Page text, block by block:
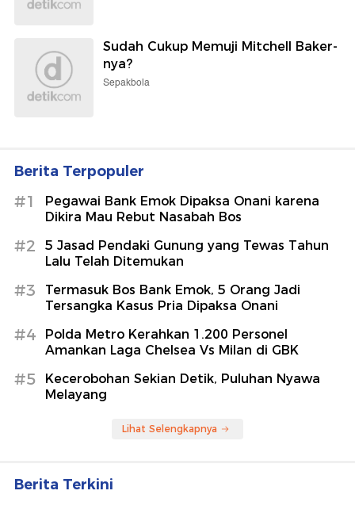
Sudah Cukup Memuji Mitchell Baker-
nya?
Sepakbola
Berita Terpopuler
#1
Pegawai Bank Emok Dipaksa Onani karena
Dikira Mau Rebut Nasabah Bos
#2
5 Jasad Pendaki Gunung yang Tewas Tahun
Lalu Telah Ditemukan
#3
Termasuk Bos Bank Emok, 5 Orang Jadi
Tersangka Kasus Pria Dipaksa Onani
#4
Polda Metro Kerahkan 1.200 Personel
Amankan Laga Chelsea Vs Milan di GBK
#5
Kecerobohan Sekian Detik, Puluhan Nyawa
Melayang
Lihat Selengkapnya
Berita Terkini